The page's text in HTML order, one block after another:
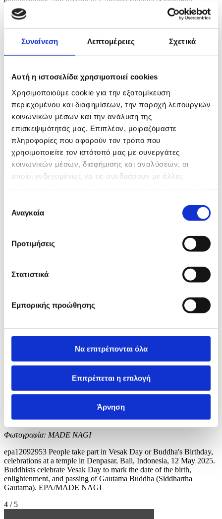
Συναίνεση Λεπτομέρειες Σχετικά
Αυτή η ιστοσελίδα χρησιμοποιεί cookies
Χρησιμοποιούμε cookie για την εξατομίκευση
περιεχομένου και διαφημίσεων, την παροχή λειτουργιών
κοινωνικών μέσων και την ανάλυση της
επισκεψιμότητάς μας. Επιπλέον, μοιραζόμαστε
πληροφορίες που αφορούν τον τρόπο που
χρησιμοποιείτε τον ιστότοπό μας με συνεργάτες
κοινωνικών μέσων, διαφήμισης και αναλύσεων, οι
οποίοι ενδεχομένως να τις συνδυάσουν με άλλες
των υπηρεσιών τους.
συγκατάθεσης
Αναγκαία
Προτιμήσεις
Στατιστικά
Εμπορικής προώθησης
Να επιτρέπονται όλα
Επιτρέπεται η επιλογή
Άρνηση
Gautama). EPA/MADE NAGI
2 / 5
epa12092958 People take part in Vesak Day or Buddha's Birthday,
celebrations at a temple in Denpasar, Bali, Indonesia, 12 May 2025.
enlightenment, and passing of Gautama Buddha (Siddhartha
Gautama). EPA/MADE NAGI
Φωτογραφία: MADE NAGI
epa12092953 People take part in Vesak Day or Buddha's Birthday,
celebrations at a temple in Denpasar, Bali, Indonesia, 12 May 2025.
Buddhists celebrate Vesak Day to mark the date of the birth,
enlightenment, and passing of Gautama Buddha (Siddhartha
Gautama). EPA/MADE NAGI
4 / 5